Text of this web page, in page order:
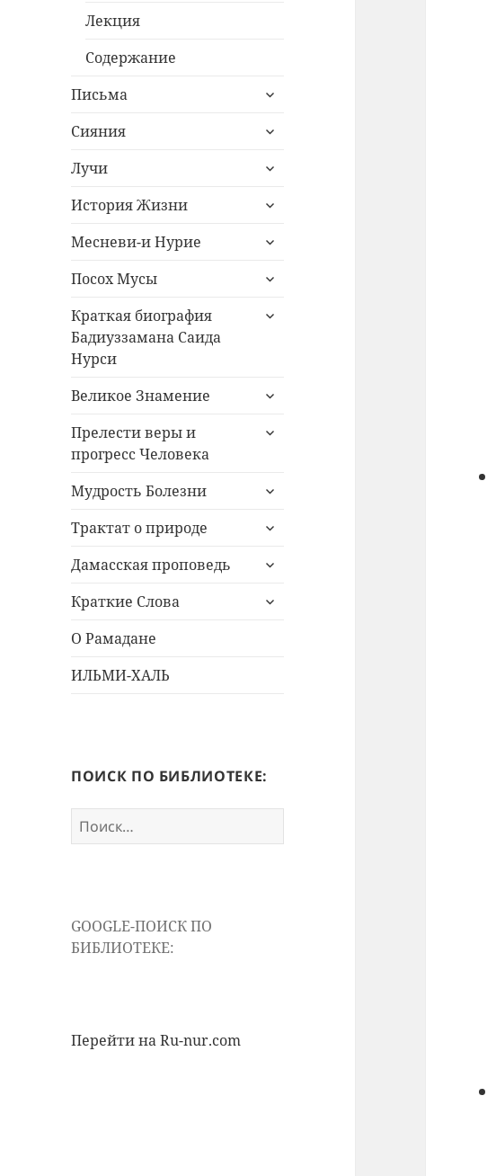
Лекция
Содержание
Письма
раскрыть
меню
Сияния
раскрыть
меню
Лучи
раскрыть
меню
История Жизни
раскрыть
меню
Месневи-и Нурие
раскрыть
меню
Посох Мусы
раскрыть
меню
Краткая биография
Бадиуззамана Саида
Нурси
раскрыть
Великое Знамение
раскрыть
меню
Прелести веры и
прогресс Человека
раскрыть
Мудрость Болезни
раскрыть
меню
Трактат о природе
раскрыть
меню
Дамасская проповедь
раскрыть
меню
Краткие Слова
раскрыть
О Рамадане
ИЛЬМИ-ХАЛЬ
ПОИСК ПО БИБЛИОТЕКЕ:
Найти:
GOOGLE-ПОИСК ПО
БИБЛИОТЕКЕ:
Перейти на Ru-nur.com